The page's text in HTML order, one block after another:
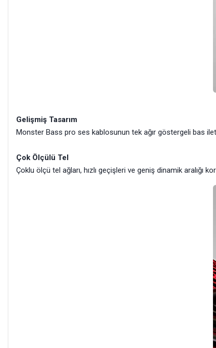
Gelişmiş Tasarım
Monster Bass pro ses kablosunun tek ağır göstergeli bas
Çok Ölçülü Tel
Çoklu ölçü tel ağları, hızlı geçişleri ve geniş dinamik aralığı